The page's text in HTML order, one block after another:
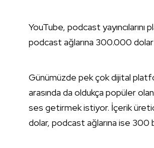
YouTube, podcast
podcast ağlarına 300.000
Günümüzde pek çok dijital
arasında da oldukça popüler
ses getirmek istiyor. İçerik
dolar, podcast ağlarına ise 300